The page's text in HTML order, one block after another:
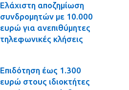
Ελάχιστη αποζημίωση
συνδρομητών με 10.000
ευρώ για ανεπιθύμητες
τηλεφωνικές κλήσεις
Επιδότηση έως 1.300
ευρώ στους ιδιοκτήτες